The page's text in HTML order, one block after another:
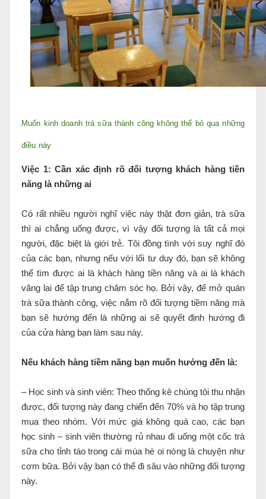
Muốn kinh doanh trà sữa thành công không thể bỏ qua những
điều này
Việc 1: Cần xác định rõ đối tượng khách hàng tiền
năng là những ai
Có rất nhiều người nghĩ việc này thật đơn giản, trà sữa
thì ai chẳng uống được, vì vậy đối tượng là tất cả mọi
người, đặc biệt là giới trẻ. Tôi đồng tình với suy nghĩ đó
của các bạn, nhưng nếu với lối tư duy đó, bạn sẽ không
thể tìm được ai là khách hàng tiền năng và ai là khách
vãng lai để tập trung chăm sóc họ. Bởi vậy, để mở quán
trà sữa thành công, việc nắm rõ đối tượng tiềm năng mà
bạn sẽ hướng đến là những ai sẽ quyết định hướng đi
của cửa hàng bạn làm sau này.
Nếu khách hàng tiềm năng bạn muốn hướng đến là:
– Học sinh và sinh viên: Theo thống kê chúng tôi thu nhận
được, đối tượng này đang chiến đến 70% và họ tập trung
mua theo nhóm. Với mức giá không quá cao, các bạn
học sinh – sinh viên thường rủ nhau đi uống một cốc trà
sữa cho tỉnh táo trong cái mùa hè oi nóng là chuyện như
cơm bữa. Bởi vậy bạn có thể đi sâu vào những đối tượng
này.